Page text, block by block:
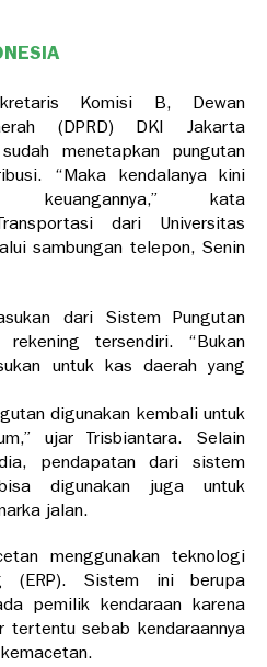
Komisi B, Dewan
(DPRD) DKI Jakarta
menetapkan pungutan
“Maka kendalanya kini
keuangannya,” kata
dari Universitas
sambungan telepon, Senin
dari Sistem Pungutan
tersendiri. “Bukan
untuk kas daerah yang
digunakan kembali untuk
ujar Trisbiantara. Selain
pendapatan dari sistem
digunakan juga untuk
jalan.
menggunakan teknologi
(ERP). Sistem ini berupa
pemilik kendaraan karena
tertentu sebab kendaraannya